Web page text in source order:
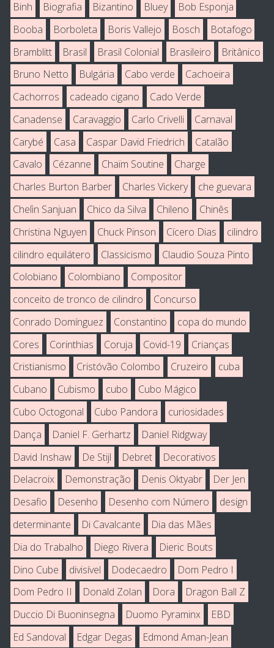
Binh
Biografia Bizantino Bluey
Bob Esponja
Booba
Borboleta Boris Vallejo Bosch
Botafogo
Bramblitt
Brasil Brasil Colonial Brasileiro
Britânico
Bruno Netto
Bulgária Cabo verde
Cachoeira
Cachorros
cadeado cigano
Cado Verde
Canadense
Caravaggio Carlo Crivelli
Carnaval
Carybé
Casa Caspar David Friedrich
Catalão
Cavalo
Cézanne Chaïm Soutine
Charge
Charles Burton Barber
Charles Vickery
che guevara
Chelìn Sanjuan
Chico da Silva Chileno
Chinês
Christina Nguyen
Chuck Pinson Cícero Dias
cilindro
cilindro equilátero
Classicismo
Claudio Souza Pinto
Colobiano
Colombiano
Compositor
conceito de tronco de cilindro
Concurso
Conrado Domínguez
Constantino
copa do mundo
Cores
Corinthias Coruja Covid-19
Crianças
Cristianismo
Cristóvão Colombo Cruzeiro
cuba
Cubano
Cubismo cubo
Cubo Mágico
Cubo Octogonal
Cubo Pandora
curiosidades
Dança
Daniel F. Gerhartz
Daniel Ridgway
David Inshaw
De Stijl Debret
Decorativos
Delacroix
Demonstração Denis Oktyabr
Der Jen
Desafio
Desenho Desenho com Número
design
determinante
Di Cavalcante
Dia das Mães
Dia do Trabalho
Diego Rivera
Dieric Bouts
Dino Cube
divisível Dodecaedro
Dom Pedro I
Dom Pedro II
Donald Zolan Dora
Dragon Ball Z
Duccio Di Buoninsegna
Duomo Pyraminx
EBD
Ed Sandoval
Edgar Degas Edmond Aman-Jean